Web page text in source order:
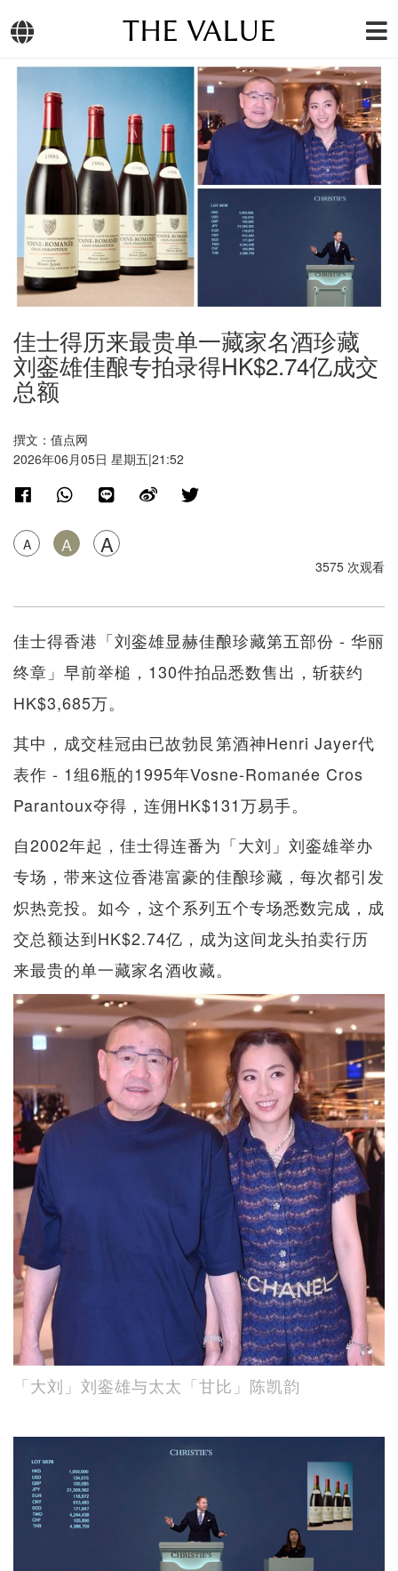
THE VALUE
佳士得历来最贵单一藏家名酒珍藏
刘銮雄佳酿专拍录得HK$2.74亿成交
总额
撰文：值点网
2026年06月05日 星期五|21:52
A A A
3575 次观看
佳士得香港「刘銮雄显赫佳酿珍藏第五部份 - 华丽
终章」早前举槌，130件拍品悉数售出，斩获约
HK$3,685万。
其中，成交桂冠由已故勃艮第酒神Henri Jayer代
表作 - 1组6瓶的1995年Vosne-Romanée Cros
Parantoux夺得，连佣HK$131万易手。
自2002年起，佳士得连番为「大刘」刘銮雄举办
专场，带来这位香港富豪的佳酿珍藏，每次都引发
炽热竞投。如今，这个系列五个专场悉数完成，成
交总额达到HK$2.74亿，成为这间龙头拍卖行历
来最贵的单一藏家名酒收藏。
「大刘」刘銮雄与太太「甘比」陈凯韵